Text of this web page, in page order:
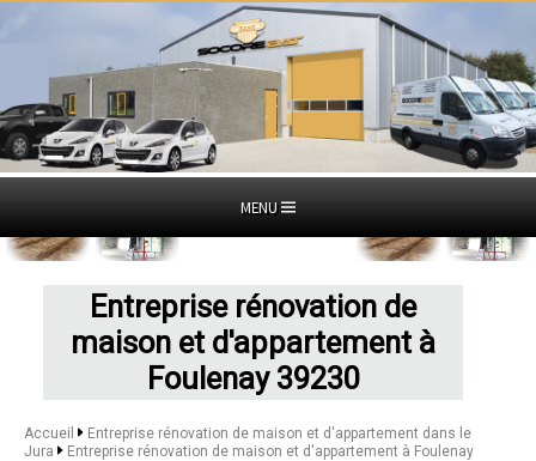
MENU
Entreprise rénovation de
maison et d'appartement à
Foulenay 39230
Accueil
Entreprise rénovation de maison et d'appartement dans le
Jura
Entreprise rénovation de maison et d'appartement à Foulenay